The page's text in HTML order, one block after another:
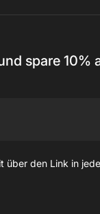
spare 10%
über den Link in